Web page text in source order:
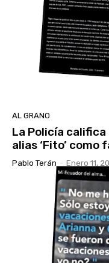
AL GRANO
La Policía
alias ‘Fito’ como
Pablo Terán - Enero 11,